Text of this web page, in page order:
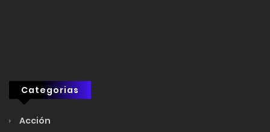
Categorias
Acción